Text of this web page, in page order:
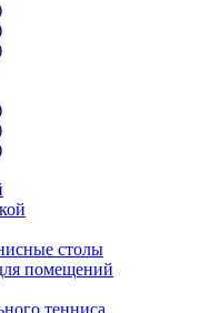
столы
помещений
тенниса